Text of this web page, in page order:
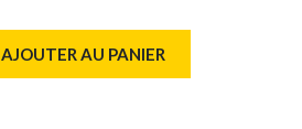
AJOUTER AU PANIER